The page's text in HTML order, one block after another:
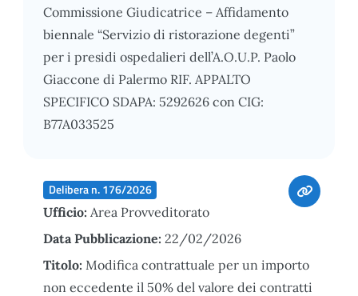
Commissione Giudicatrice – Affidamento
biennale “Servizio di ristorazione degenti”
per i presidi ospedalieri dell’A.O.U.P. Paolo
Giaccone di Palermo RIF. APPALTO
SPECIFICO SDAPA: 5292626 con CIG:
B77A033525
Delibera n. 176/2026
Ufficio: Area Provveditorato
Data Pubblicazione: 22/02/2026
Titolo: Modifica contrattuale per un importo
non eccedente il 50% del valore dei contratti